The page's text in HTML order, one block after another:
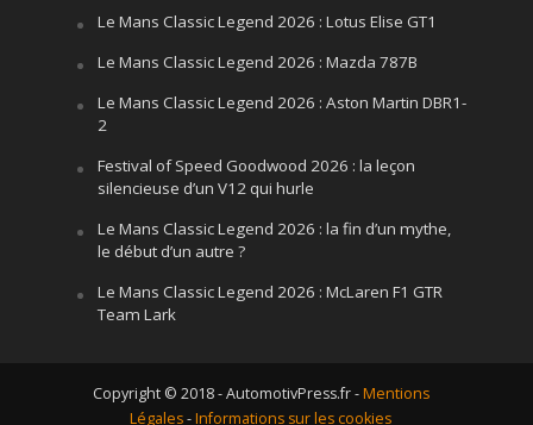
Le Mans Classic Legend 2026 : Lotus Elise GT1
Le Mans Classic Legend 2026 : Mazda 787B
Le Mans Classic Legend 2026 : Aston Martin DBR1-
2
Festival of Speed Goodwood 2026 : la leçon
silencieuse d’un V12 qui hurle
Le Mans Classic Legend 2026 : la fin d’un mythe,
le début d’un autre ?
Le Mans Classic Legend 2026 : McLaren F1 GTR
Team Lark
Copyright © 2018 - AutomotivPress.fr -Mentions
Légales-Informations sur les cookies